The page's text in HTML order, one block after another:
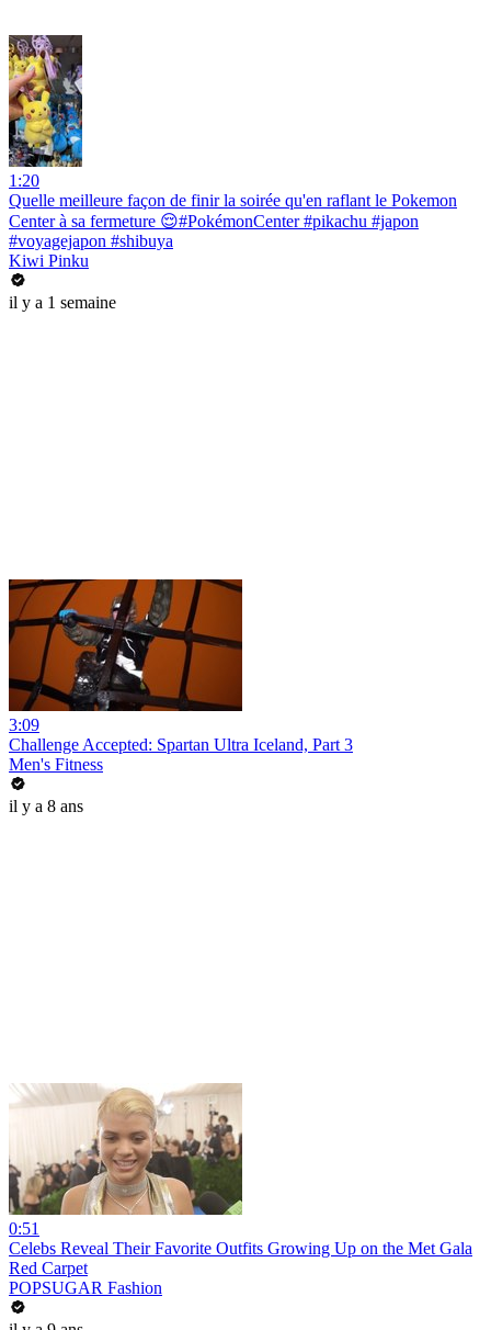
1:20
Quelle meilleure façon de finir la soirée qu'en raflant le Pokemon
Center à sa fermeture 😌#PokémonCenter #pikachu #japon
#voyagejapon #shibuya
Kiwi Pinku
il y a 1 semaine
3:09
Challenge Accepted: Spartan Ultra Iceland, Part 3
Men's Fitness
il y a 8 ans
0:51
Celebs Reveal Their Favorite Outfits Growing Up on the Met Gala
Red Carpet
POPSUGAR Fashion